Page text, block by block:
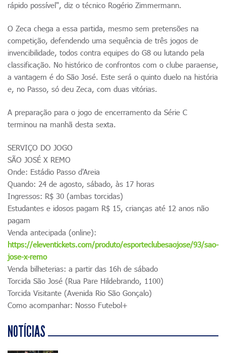
rápido possível", diz o técnico Rogério Zimmermann.
O Zeca chega a essa partida, mesmo sem pretensões na
competição, defendendo uma sequência de três jogos de
invencibilidade, todos contra equipes do G8 ou lutando pela
classificação. No histórico de confrontos com o clube paraense,
a vantagem é do São José. Este será o quinto duelo na história
e, no Passo, só deu Zeca, com duas vitórias.
A preparação para o jogo de encerramento da Série C
terminou na manhã desta sexta.
SERVIÇO DO JOGO
SÃO JOSÉ X REMO
Onde: Estádio Passo d'Areia
Quando: 24 de agosto, sábado, às 17 horas
Ingressos: R$ 30 (ambas torcidas)
Estudantes e idosos pagam R$ 15, crianças até 12 anos não
pagam
Venda antecipada (online):
https://eleventickets.com/produto/esporteclubesaojose/93/sao-
jose-x-remo
Venda bilheterias: a partir das 16h de sábado
Torcida São José (Rua Pare Hildebrando, 1100)
Torcida Visitante (Avenida Rio São Gonçalo)
Como acompanhar: Nosso Futebol+
NOTÍCIAS